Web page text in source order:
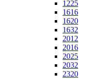
1225
1616
1620
1632
2012
2016
2025
2032
2320